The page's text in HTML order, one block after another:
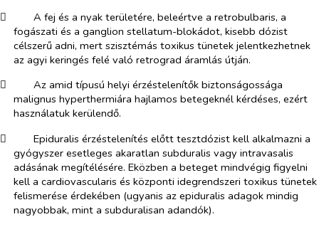
​
A fej és a nyak területére, beleértve a retrobulbaris, a
fogászati és a ganglion stellatum-blokádot, kisebb dózist
célszerű adni, mert szisztémás toxikus tünetek jelentkezhetnek
az agyi keringés felé való retrograd áramlás útján.
​
Az amid típusú helyi érzéstelenítők biztonságossága
malignus hyperthermiára hajlamos betegeknél kérdéses, ezért
használatuk kerülendő.
​
Epiduralis érzéstelenítés előtt tesztdózist kell alkalmazni a
gyógyszer esetleges akaratlan subduralis vagy intravasalis
adásának megítélésére. Eközben a beteget mindvégig figyelni
kell a cardiovascularis és központi idegrendszeri toxikus tünetek
felismerése érdekében (ugyanis az epiduralis adagok mindig
nagyobbak, mint a subduralisan adandók).